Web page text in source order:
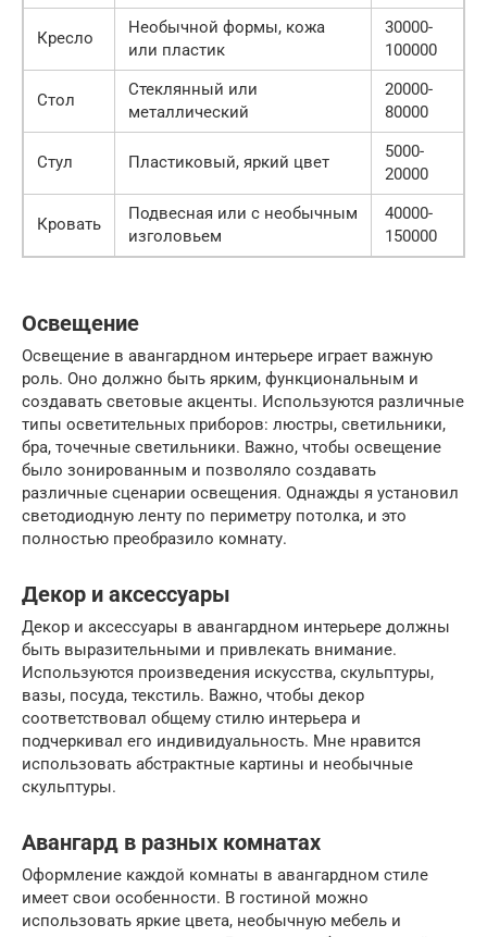
Кресло
Необычной формы, кожа
или пластик
30000-
100000
Стол
Стеклянный или
металлический
20000-
80000
Стул Пластиковый, яркий цвет
5000-
20000
Кровать
Подвесная или с необычным
изголовьем
40000-
150000
Освещение
Освещение в авангардном интерьере играет важную
роль. Оно должно быть ярким, функциональным и
создавать световые акценты. Используются различные
типы осветительных приборов: люстры, светильники,
бра, точечные светильники. Важно, чтобы освещение
было зонированным и позволяло создавать
различные сценарии освещения. Однажды я установил
светодиодную ленту по периметру потолка, и это
полностью преобразило комнату.
Декор и аксессуары
Декор и аксессуары в авангардном интерьере должны
быть выразительными и привлекать внимание.
Используются произведения искусства, скульптуры,
вазы, посуда, текстиль. Важно, чтобы декор
соответствовал общему стилю интерьера и
подчеркивал его индивидуальность. Мне нравится
использовать абстрактные картины и необычные
скульптуры.
Авангард в разных комнатах
Оформление каждой комнаты в авангардном стиле
имеет свои особенности. В гостиной можно
использовать яркие цвета, необычную мебель и